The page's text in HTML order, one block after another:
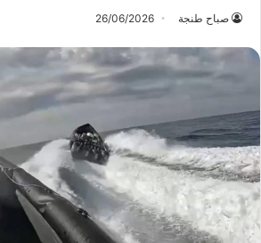
صباح طنجة 26/06/2026